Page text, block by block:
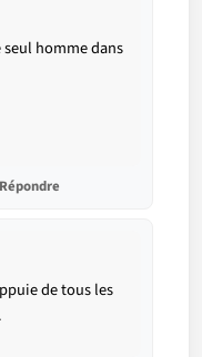
homme dans
Répondre
de tous les